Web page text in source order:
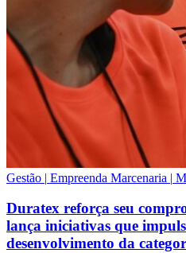
Gestão | Empreenda Marcenaria |
Duratex reforça seu
lança iniciativas que
desenvolvimento da